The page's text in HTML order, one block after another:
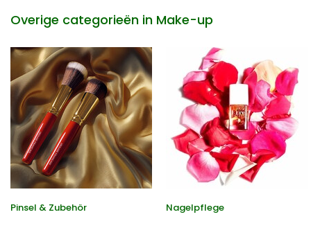
Overige categorieën in Make-up
Pinsel & Zubehör Nagelpflege